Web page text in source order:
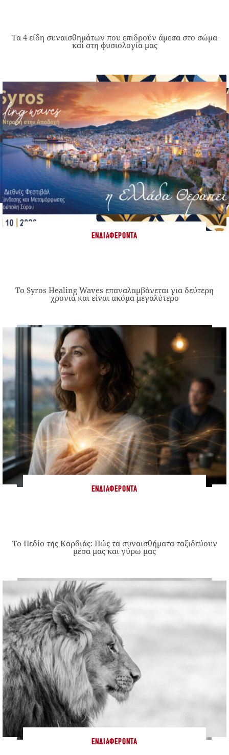
Τα 4 είδη συναισθημάτων που επιδρούν άμεσα στο σώμα
και στη φυσιολογία μας
ΕΝΔΙΑΦΈΡΟΝΤΑ
Το Syros Healing Waves επαναλαμβάνεται για δεύτερη
χρονιά και είναι ακόμα μεγαλύτερο
ΕΝΔΙΑΦΈΡΟΝΤΑ
Το Πεδίο της Καρδιάς: Πώς τα συναισθήματα ταξιδεύουν
μέσα μας και γύρω μας
ΕΝΔΙΑΦΈΡΟΝΤΑ